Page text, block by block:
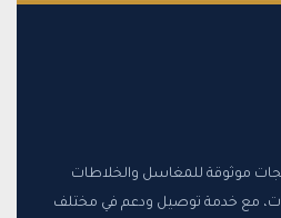
موثوقة للمغاسل والخلاطات
مع خدمة توصيل ودعم في مختلف